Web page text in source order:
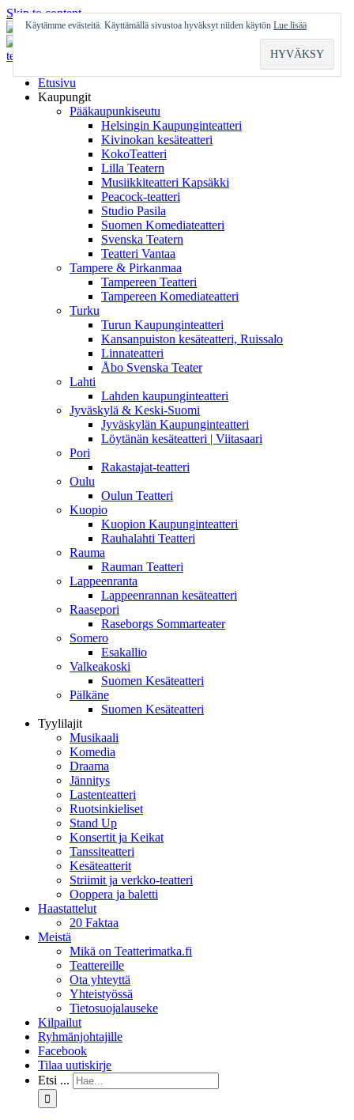
Skip to content
Etusivu
Kaupungit
Pääkaupunkiseutu
Helsingin Kaupunginteatteri
Kivinokan kesäteatteri
KokoTeatteri
Lilla Teatern
Musiikkiteatteri Kapsäkki
Peacock-teatteri
Studio Pasila
Suomen Komediateatteri
Svenska Teatern
Teatteri Vantaa
Tampere & Pirkanmaa
Tampereen Teatteri
Tampereen Komediateatteri
Turku
Turun Kaupunginteatteri
Kansanpuiston kesäteatteri, Ruissalo
Linnateatteri
Åbo Svenska Teater
Lahti
Lahden kaupunginteatteri
Jyväskylä & Keski-Suomi
Jyväskylän Kaupunginteatteri
Löytänän kesäteatteri | Viitasaari
Pori
Rakastajat-teatteri
Oulu
Oulun Teatteri
Kuopio
Kuopion Kaupunginteatteri
Rauhalahti Teatteri
Rauma
Rauman Teatteri
Lappeenranta
Lappeenrannan kesäteatteri
Raasepori
Raseborgs Sommarteater
Somero
Esakallio
Valkeakoski
Suomen Kesäteatteri
Pälkäne
Suomen Kesäteatteri
Tyylilajit
Musikaali
Komedia
Draama
Jännitys
Lastenteatteri
Ruotsinkieliset
Stand Up
Konsertit ja Keikat
Tanssiteatteri
Kesäteatterit
Striimit ja verkko-teatteri
Ooppera ja baletti
Haastattelut
20 Faktaa
Meistä
Mikä on Teatterimatka.fi
Teattereille
Ota yhteyttä
Yhteistyössä
Tietosuojalauseke
Kilpailut
Ryhmänjohtajille
Facebook
Tilaa uutiskirje
Etsi ...
Käytämme evästeitä. Käyttämällä sivustoa hyväksyt niiden käytön Lue lisää